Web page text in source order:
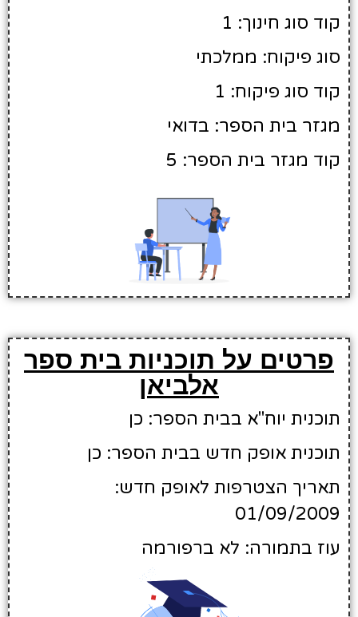
קוד סוג חינוך: 1
סוג פיקוח: ממלכתי
קוד סוג פיקוח: 1
מגזר בית הספר: בדואי
קוד מגזר בית הספר: 5
פרטים על תוכניות בית ספר
אלביאן
תוכנית יוח"א בבית הספר: כן
תוכנית אופק חדש בבית הספר: כן
תאריך הצטרפות לאופק חדש:
01/09/2009
עוז בתמורה: לא ברפורמה